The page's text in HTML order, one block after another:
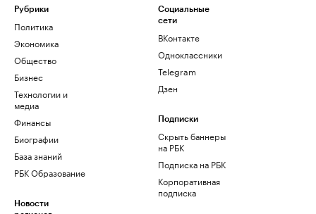
Рубрики
Политика
Экономика
Общество
Бизнес
Технологии и
медиа
Финансы
Биографии
База знаний
РБК Образование
Новости
Социальные
сети
ВКонтакте
Одноклассники
Telegram
Дзен
Подписки
Скрыть баннеры
на РБК
Подписка на РБК
Корпоративная
подписка